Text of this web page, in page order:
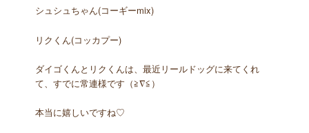
シュシュちゃん(コーギーmix)
リクくん(コッカプー)
ダイゴくんとリクくんは、最近リールドッグに来てくれ
て、すでに常連様です（≧∇≦）
本当に嬉しいですね♡